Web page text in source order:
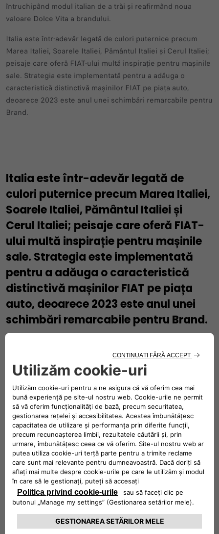
întruchipând modul italian de a trăi și reafirmând noua
valoare Dolce Vita a brandului.
Italia este într-adevăr legată de culori puternice precum
Marea Italiei, Soarele Italiei, Pământul Italiei și Cerul Italiei;
peisaje care oferă FIAT-ului multă inspirație pentru mașinile
sale. Strategia este implementată pentru a adăuga o
caracteristică distinctivă mașinilor FIAT pe piața auto,
deoarece 2023 este anul unei schimbări remarcabile pentru
Brand.
Italia este într-adevăr legată de
culori puternice precum Marea Italiei,
Soarele Italiei, Pământul Italiei și
Cerul Italiei; peisaje care oferă FIAT-
ului multă inspirație pentru mașinile
sale. Strategia este implementată
pentru a adăuga o caracteristică
distinctivă mașinilor FIAT pe piața
auto, deoarece 2023 este anul unei
schimbări remarcabile pentru Brand.
„Am încălcat regulile: am decis să oprim producția de mașini
gri FIAT. Acest lucru este provocator și perturbator și are
scopul de a consolida și mai mult conducerea FIAT ca brand
al bucuriei, culorilor și optimismului. Italia este țara culorilor
și, începând de astăzi, și mașinile FIAT - a declarat Olivier
Francois, CEO FIAT și Global Chief Marketing Officer la
Stellantis - Această alegere comunică în continuare
oamenilor noua valoare Dolce Vita și ADN-ul italian
întruchipat de Brand. FIAT vrea să inspire oamenii să